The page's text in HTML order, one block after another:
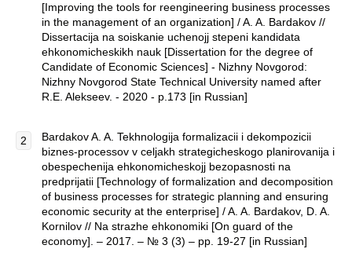
[Improving the tools for reengineering business processes
in the management of an organization] / A. A. Bardakov //
Dissertacija na soiskanie uchenojj stepeni kandidata
ehkonomicheskikh nauk [Dissertation for the degree of
Candidate of Economic Sciences] - Nizhny Novgorod:
Nizhny Novgorod State Technical University named after
R.E. Alekseev. - 2020 - p.173 [in Russian]
Bardakov A. A. Tekhnologija formalizacii i dekompozicii
biznes-processov v celjakh strategicheskogo planirovanija i
obespechenija ehkonomicheskojj bezopasnosti na
predprijatii [Technology of formalization and decomposition
of business processes for strategic planning and ensuring
economic security at the enterprise] / A. A. Bardakov, D. A.
Kornilov // Na strazhe ehkonomiki [On guard of the
economy]. – 2017. – № 3 (3) – pp. 19-27 [in Russian]